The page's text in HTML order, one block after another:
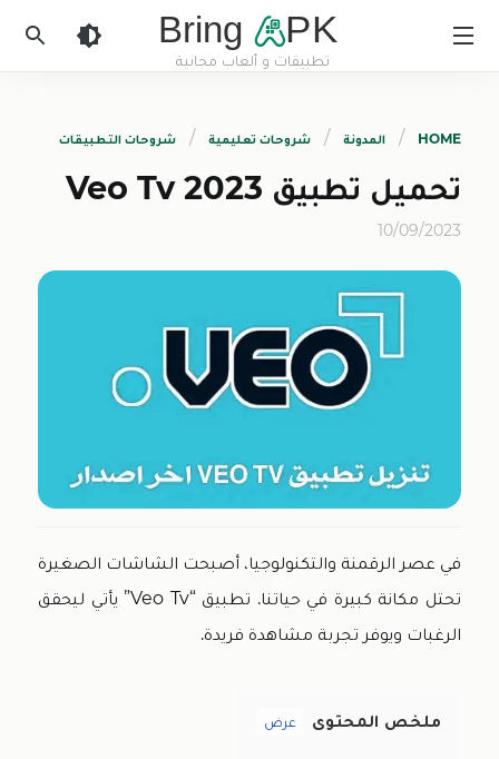
Bring PK
تطبيقات و ألعاب مجانية
HOME المدونة شروحات تعليمية شروحات التطبيقات
تحميل تطبيق Veo Tv 2023
10/09/2023
في عصر الرقمنة والتكنولوجيا، أصبحت الشاشات الصغيرة
تحتل مكانة كبيرة في حياتنا. تطبيق “veo Tv” يأتي ليحقق
الرغبات ويوفر تجربة مشاهدة فريدة.
ملخص المحتوى عرض